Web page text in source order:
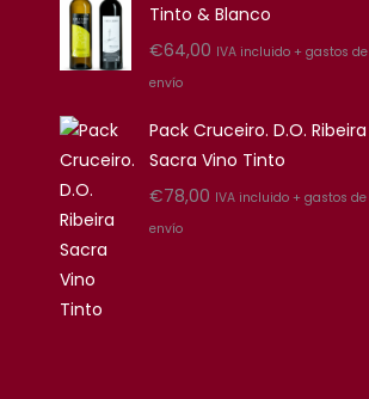
Tinto & Blanco
€64,00 IVA incluido + gastos de
envío
Pack Cruceiro. D.O. Ribeira
Sacra Vino Tinto
€78,00 IVA incluido + gastos de
envío